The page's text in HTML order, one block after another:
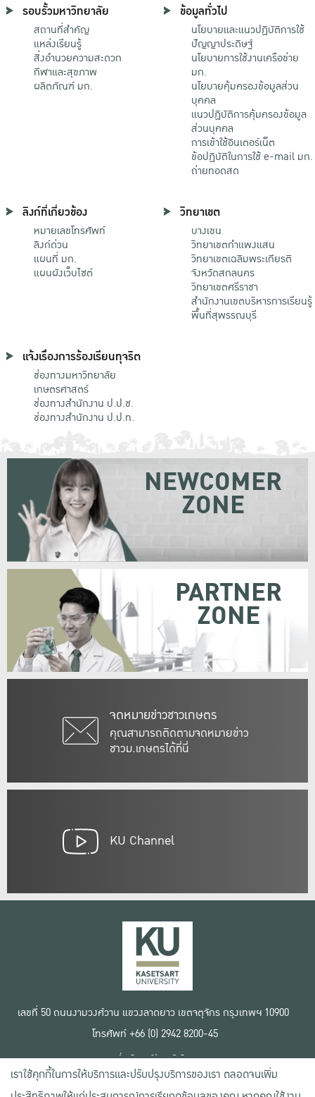
รอบรั้วมหาวิทยาลัย
สถานที่สำคัญ
แหล่งเรียนรู้
สิ่งอำนวยความสะดวก
กีฬาและสุขภาพ
ผลิตภัณฑ์ มก.
ข้อมูลทั่วไป
นโยบายและแนวปฏิบัติการใช้
ปัญญาประดิษฐ์
นโยบายการใช้งานเครือข่าย
มก.
นโยบายคุ้มครองข้อมูลส่วน
บุคคล
แนวปฏิบัติการคุ้มครองข้อมูล
ส่วนบุคคล
การเข้าใช้อินเตอร์เน็ต
ข้อปฏิบัติในการใช้ e-mail มก.
ถ่ายทอดสด
ลิงก์ที่เกี่ยวข้อง
หมายเลขโทรศัพท์
ลิงก์ด่วน
แผนที่ มก.
แผนผังเว็บไซต์
วิทยาเขต
บางเขน
วิทยาเขตกําแพงแสน
วิทยาเขตเฉลิมพระเกียรติ
จังหวัดสกลนคร
วิทยาเขตศรีราชา
สำนักงานเขตบริหารการเรียนรู้
พื้นที่สุพรรณบุรี
แจ้งเรื่องการร้องเรียนทุจริต
ช่องทางมหาวิทยาลัย
เกษตรศาสตร์
ช่องทางสำนักงาน ป.ป.ช.
ช่องทางสำนักงาน ป.ป.ท.
จดหมายข่าวชาวเกษตร
คุณสามารถติดตามจดหมายข่าว
ชาวม.เกษตรได้ที่นี่
NEWCOMER
ZONE
PARTNER
ZONE
KU Channel
เลขที่ 50 ถนนงามวงศ์วาน แขวงลาดยาว เขตจตุจักร กรุงเทพฯ 10900
โทรศัพท์ +66 (0) 2942 8200-45
เงื่อนไขการใช้งานเว็บไซต์
ข้อตกลงด้านสิทธิ์ใช้งาน
นโยบายความเป็นส่วนตัว
เราใช้คุกกี้ในการให้บริการและปรับปรุงบริการของเรา ตลอดจนเพิ่ม